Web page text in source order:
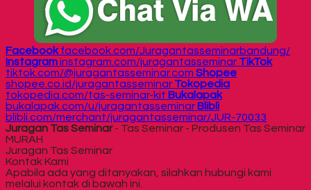
Facebook facebook.com/Juragantasseminarbandung/
Instagraminstagram.com/juragantasseminar TikTok
tiktok.com/@juragantasseminar.com Shopee
shopee.co.id/juragantasseminar Tokopedia
tokopedia.com/tas-seminar-kit Bukalapak
bukalapak.com/u/juragantasseminar Blibli
blibli.com/merchant/juragantasseminar/JUR-70033
Juragan Tas Seminar- Tas Seminar - Produsen Tas Seminar
MURAH
Juragan Tas Seminar
Kontak Kami
Apabila ada yang ditanyakan, silahkan hubungi kami
melalui kontak di bawah ini.